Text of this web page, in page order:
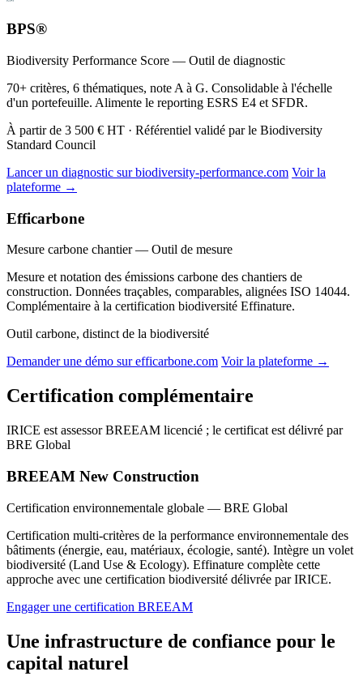
BPS®
Biodiversity Performance Score — Outil de diagnostic
70+ critères, 6 thématiques, note A à G. Consolidable à l'échelle
d'un portefeuille. Alimente le reporting ESRS E4 et SFDR.
À partir de 3 500 € HT · Référentiel validé par le Biodiversity
Standard Council
Lancer un diagnostic sur biodiversity-performance.com Voir la
plateforme →
Efficarbone
Mesure carbone chantier — Outil de mesure
Mesure et notation des émissions carbone des chantiers de
construction. Données traçables, comparables, alignées ISO 14044.
Complémentaire à la certification biodiversité Effinature.
Outil carbone, distinct de la biodiversité
Demander une démo sur efficarbone.com Voir la plateforme →
Certification complémentaire
IRICE est assessor BREEAM licencié ; le certificat est délivré par
BRE Global
BREEAM New Construction
Certification environnementale globale — BRE Global
Certification multi-critères de la performance environnementale des
bâtiments (énergie, eau, matériaux, écologie, santé). Intègre un volet
biodiversité (Land Use & Ecology). Effinature complète cette
approche avec une certification biodiversité délivrée par IRICE.
Engager une certification BREEAM
Une infrastructure de confiance pour le
capital naturel